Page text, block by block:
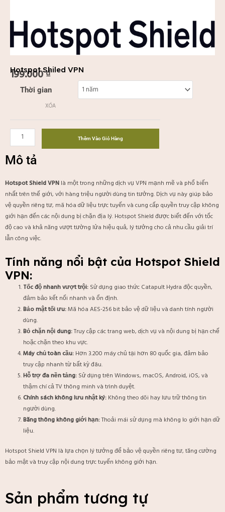
Hotspot Shiled VPN
199.000₫
Thời gian
XÓA
Hotspot
lượng
Thêm Vào Giỏ Hàng
Mô tả
Hotspot Shield VPN là một trong những dịch vụ VPN mạnh mẽ và phổ biến
nhất trên thế giới, với hàng triệu người dùng tin tưởng. Dịch vụ này giúp bảo
vệ quyền riêng tư, mã hóa dữ liệu trực tuyến và cung cấp quyền truy cập không
giới hạn đến các nội dung bị chặn địa lý. Hotspot Shield được biết đến với tốc
độ cao và khả năng vượt tường lửa hiệu quả, lý tưởng cho cả nhu cầu giải trí
lẫn công việc.
Tính năng nổi bật của Hotspot Shield
VPN:
Tốc độ nhanh vượt trội: Sử dụng giao thức Catapult Hydra độc quyền,
đảm bảo kết nối nhanh và ổn định.
Bảo mật tối ưu:Mã hóa AES-256 bit bảo vệ dữ liệu và danh tính người
dùng.
Bỏ chặn nội dung:Truy cập các trang web, dịch vụ và nội dung bị hạn chế
hoặc chặn theo khu vực.
Máy chủ toàn cầu: Hơn 3.200 máy chủ tại hơn 80 quốc gia, đảm bảo
truy cập nhanh từ bất kỳ đâu.
Hỗ trợ đa nền tảng: Sử dụng trên Windows, macOS, Android, iOS, và
thậm chí cả TV thông minh và trình duyệt.
Chính sách không lưu nhật ký: Không theo dõi hay lưu trữ thông tin
người dùng.
Băng thông không giới hạn:Thoải mái sử dụng mà không lo giới hạn dữ
liệu.
Hotspot Shield VPN là lựa chọn lý tưởng để bảo vệ quyền riêng tư, tăng cường
bảo mật và truy cập nội dung trực tuyến không giới hạn.
Sản phẩm tương tự